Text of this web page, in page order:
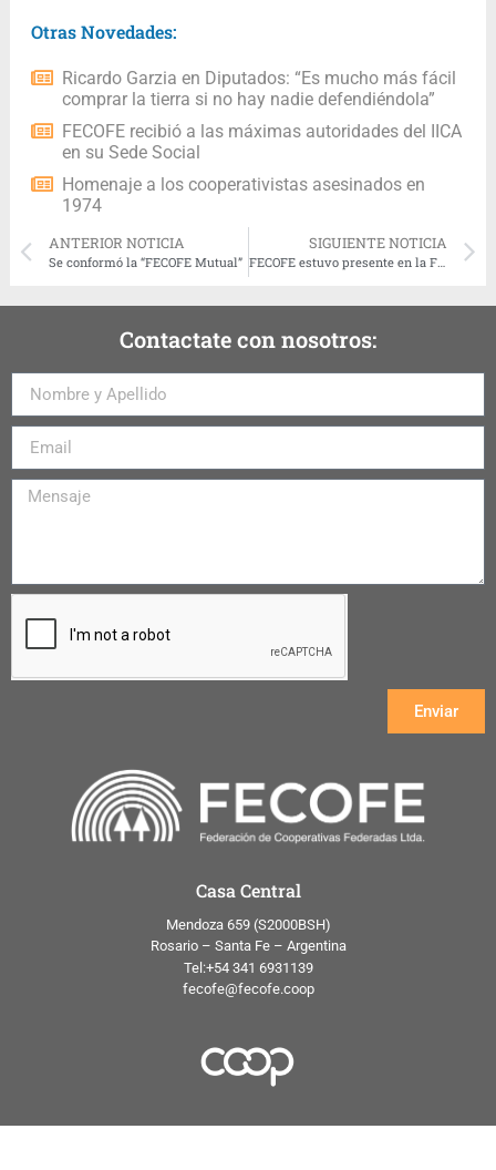
Otras Novedades:
Ricardo Garzia en Diputados: “Es mucho más fácil
comprar la tierra si no hay nadie defendiéndola”
FECOFE recibió a las máximas autoridades del IICA
en su Sede Social
Homenaje a los cooperativistas asesinados en
1974
ANTERIOR NOTICIA
Se conformó la “FECOFE Mutual”
SIGUIENTE NOTICIA
FECOFE estuvo presente en la Feria #CoopsDay en Rosario
Casa Central
Mendoza 659 (S2000BSH)
Rosario – Santa Fe – Argentina
Tel:+54 341 6931139
fecofe@fecofe.coop
Contactate con nosotros:
Enviar